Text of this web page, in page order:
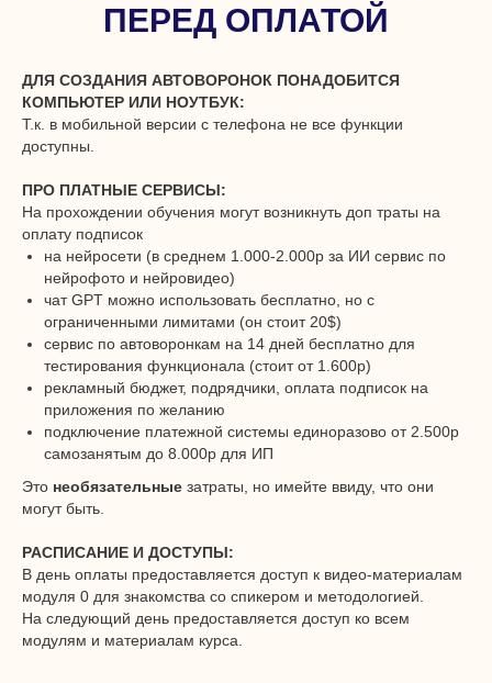
ПЕРЕД ОПЛАТОЙ
ДЛЯ СОЗДАНИЯ АВТОВОРОНОК ПОНАДОБИТСЯ
КОМПЬЮТЕР ИЛИ НОУТБУК:
Т.к. в мобильной версии с телефона не все функции
доступны.
ПРО ПЛАТНЫЕ СЕРВИСЫ:
На прохождении обучения могут возникнуть доп траты на
оплату подписок
на нейросети (в среднем 1.000-2.000р за ИИ сервис по
нейрофото и нейровидео)
чат GPT можно использовать бесплатно, но с
ограниченными лимитами (он стоит 20$)
сервис по автоворонкам на 14 дней бесплатно для
тестирования функционала (стоит от 1.600р)
рекламный бюджет, подрядчики, оплата подписок на
приложения по желанию
подключение платежной системы единоразово от 2.500р
самозанятым до 8.000р для ИП
Это необязательные затраты, но имейте ввиду, что они
могут быть.
РАСПИСАНИЕ И ДОСТУПЫ:
В день оплаты предоставляется доступ к видео-материалам
модуля 0 для знакомства со спикером и методологией.
На следующий день предоставляется доступ ко всем
модулям и материалам курса.